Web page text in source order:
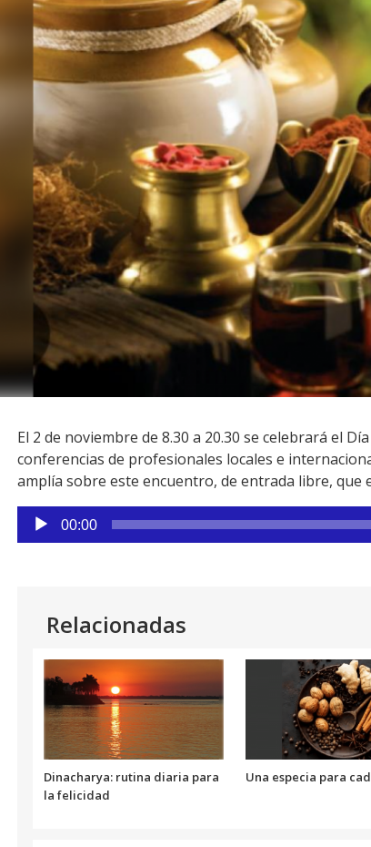
Facebook
El 2 de noviembre de 8.30 a 20.30 se celebrará el
conferencias de profesionales locales e
amplía sobre este encuentro, de entrada libre,
Reproductor
de
00:00
Relacionadas
Dinacharya: rutina diaria para
la felicidad
Una especia para